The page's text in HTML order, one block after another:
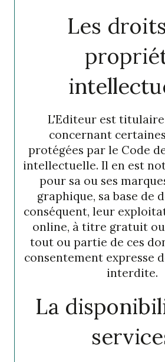
Les
L'Editeur est
concernant
protégées par le Code
intellectuelle. Il en est
pour sa ou ses
graphique, sa base de
conséquent, leur
online, à titre gratuit
tout ou partie de ces
consentement expresse
interdite.
La